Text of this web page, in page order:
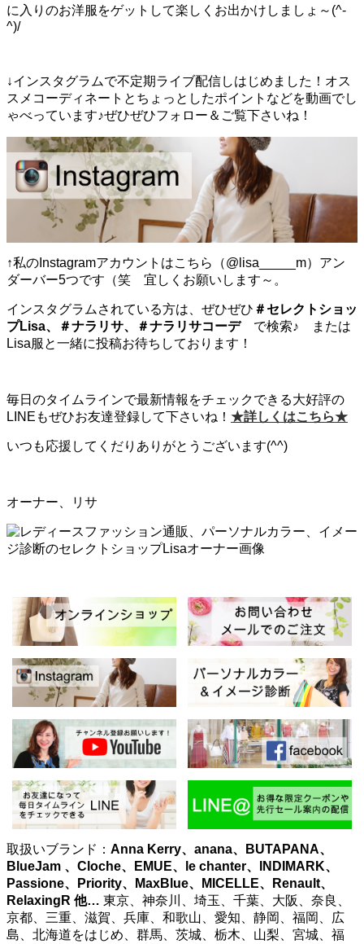
に入りのお洋服をゲットして楽しくお出かけしましょ～(^-
^)/
↓インスタグラムで不定期ライブ配信しはじめました！オス
スメコーディネートとちょっとしたポイントなどを動画でし
ゃべっています♪ぜひぜひフォロー＆ご覧下さいね！
↑私のInstagramアカウントはこちら（@lisa_____m）アン
ダーバー5つです（笑 宜しくお願いします～。
インスタグラムされている方は、ぜひぜひ ＃セレクトショッ
プLisa、＃ナラリサ、＃ナラリサコーデで検索♪ または
Lisa服と一緒に投稿お待ちしております！
毎日のタイムラインで最新情報をチェックできる大好評の
LINEもぜひお友達登録して下さいね！ ★詳しくはこちら★
いつも応援してくだりありがとうございます(^^)
オーナー、リサ
取扱いブランド： Anna Kerry、anana、BUTAPANA、
BlueJam 、Cloche、EMUE、le chanter、INDIMARK、
Passione、Priority、MaxBlue、MICELLE、Renault、
RelaxingR 他… 東京、神奈川、埼玉、千葉、大阪、奈良、
京都、三重、滋賀、兵庫、和歌山、愛知、静岡、福岡、広
島、北海道をはじめ、群馬、茨城、栃木、山梨、宮城、福